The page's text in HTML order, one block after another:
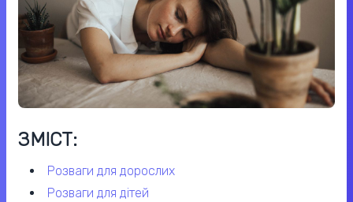
ЗМІСТ:
розваги для дорослих
розваги для дітей